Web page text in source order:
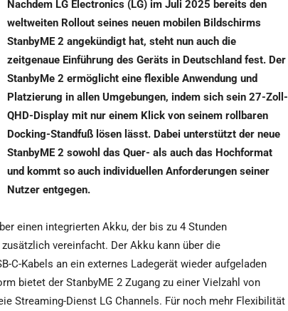
Nachdem LG Electronics (LG) im Juli 2025 bereits den
weltweiten Rollout seines neuen mobilen Bildschirms
StanbyME 2 angekündigt hat, steht nun auch die
zeitgenaue Einführung des Geräts in Deutschland fest. Der
StanbyMe 2 ermöglicht eine flexible Anwendung und
Platzierung in allen Umgebungen, indem sich sein 27-Zoll-
QHD-Display mit nur einem Klick von seinem rollbaren
Docking-Standfuß lösen lässt. Dabei unterstützt der neue
StanbyME 2 sowohl das Quer- als auch das Hochformat
und kommt so auch individuellen Anforderungen seiner
Nutzer entgegen.
einen integrierten Akku, der bis zu 4 Stunden
vereinfacht. Der Akku kann über die
C-Kabels an ein externes Ladegerät wieder aufgeladen
bietet der StanbyME 2 Zugang zu einer Vielzahl von
Streaming-Dienst LG Channels. Für noch mehr Flexibilität